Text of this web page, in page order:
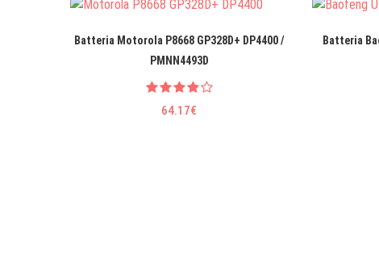
Batteria Motorola P8668 GP328D+ DP4400 /
PMNN4493D
64.17€
Batteria